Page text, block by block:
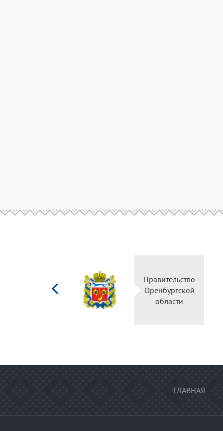
Правительство
Оренбургской
области
ГЛАВНАЯ